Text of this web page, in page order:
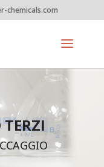
chemicals.com
TERZI